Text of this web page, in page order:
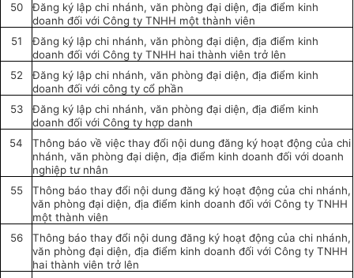
50
Đăng ký lập chi nhánh, văn phòng đại diện, địa điểm kinh
doanh đối với Công ty TNHH một thành viên
51
Đăng ký lập chi nhánh, văn phòng đại diện, địa điểm kinh
doanh đốivới Công ty TNHH hai thành viên trở lên
52
Đăng ký lập chi nhánh, văn phòng đại diện, địa điểm kinh
doanh đối với công ty cổ phần
53
Đăng ký lập chi nhánh,văn phòng đại diện, địa điểm kinh
doanh đối với Công ty hợp danh
54
Thông báo về việc thay đổi nội dung đăng ký hoạt động của chi
nhánh, văn phòng đại diện, địa điểm kinh doanhđối với doanh
nghiệp tư nhân
55
Thông báo thay đổi nội dung đăng ký hoạt động của chi nhánh,
văn phòng đại diện, địa điểm kinh doanh đối với Công ty TNHH
một thành viên
56
Thông báo thay đổi nội dungđăng ký hoạt động của chi nhánh,
văn phòng đại diện, địa điểm kinh doanh đối với Công ty TNHH
hai thành viên trở lên